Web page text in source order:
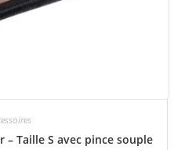
Taille S avec pince souple